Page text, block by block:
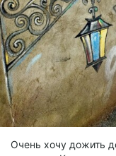
Очень хочу дожить